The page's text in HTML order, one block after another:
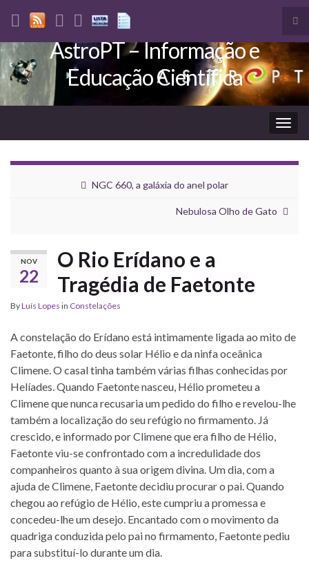
Search for:
AstroPT – Informação e
Educação Científica
NGC 660, a galáxia do anel polar
Nebulosa Olho de Gato
NOV
22
O Rio Erídano e a
Tragédia de Faetonte
ByLuís Lopes in Constelações
A constelação do Erídano está intimamente ligada ao mito de
Faetonte, filho do deus solar Hélio e da ninfa oceânica
Climene. O casal tinha também várias filhas conhecidas por
Helíades. Quando Faetonte nasceu, Hélio prometeu a
Climene que nunca recusaria um pedido do filho e revelou-lhe
também a localização do seu refúgio no firmamento. Já
crescido, e informado por Climene que era filho de Hélio,
Faetonte viu-se confrontado com a incredulidade dos
companheiros quanto à sua origem divina. Um dia, com a
ajuda de Climene, Faetonte decidiu procurar o pai. Quando
chegou ao refúgio de Hélio, este cumpriu a promessa e
concedeu-lhe um desejo. Encantado com o movimento da
quadriga conduzida pelo pai no firmamento, Faetonte pediu
para substituí-lo durante um dia.